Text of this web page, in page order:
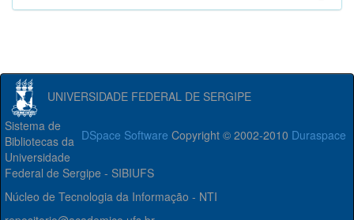
UNIVERSIDADE FEDERAL DE SERGIPE
DSpace Software Copyright © 2002-2010 Duraspace
Sistema de
Bibliotecas da
Universidade
Federal de Sergipe - SIBIUFS
Núcleo de Tecnologia da Informação - NTI